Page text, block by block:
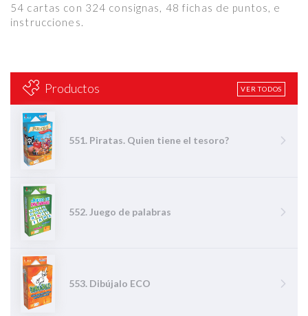
54 cartas con 324 consignas, 48 fichas de puntos, e
instrucciones.
Productos VER TODOS
551. Piratas. Quien tiene el tesoro?
552. Juego de palabras
553. Dibújalo ECO